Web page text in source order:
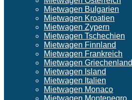
Mietwagen Bulgarien
Mietwagen Kroatien
Mietwagen Zypern
Mietwagen Tschechien
Mietwagen Finnland
Mietwagen Frankreich
Mietwagen Griechenland
Mietwagen Island
Mietwagen Italien
Mietwagen Monaco
Mietwagen Montenegro